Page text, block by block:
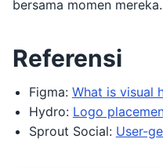
bersama momen mereka.
Referensi
Figma: What is visual
Hydro: Logo
Sprout Social: User-